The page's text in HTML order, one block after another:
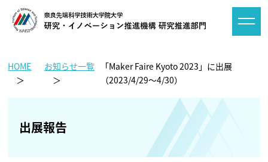
HOME お知らせ一覧
「Maker Faire Kyoto 2023」に出展
（2023/4/29～4/30）
出展報告